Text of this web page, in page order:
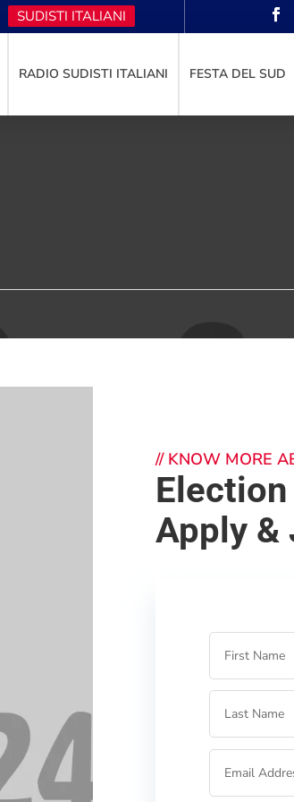
SUDISTI ITALIANI
RADIO SUDISTI ITALIANI FESTA DEL SUD
// KNOW MORE
Apply &